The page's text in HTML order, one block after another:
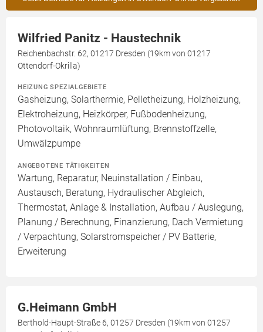
Wilfried Panitz - Haustechnik
Reichenbachstr. 62, 01217 Dresden (19km von 01217
Ottendorf-Okrilla)
HEIZUNG SPEZIALGEBIETE
Gasheizung, Solarthermie, Pelletheizung, Holzheizung,
Elektroheizung, Heizkörper, Fußbodenheizung,
Photovoltaik, Wohnraumlüftung, Brennstoffzelle,
Umwälzpumpe
ANGEBOTENE TÄTIGKEITEN
Wartung, Reparatur, Neuinstallation / Einbau,
Austausch, Beratung, Hydraulischer Abgleich,
Thermostat, Anlage & Installation, Aufbau / Auslegung,
Planung / Berechnung, Finanzierung, Dach Vermietung
/ Verpachtung, Solarstromspeicher / PV Batterie,
Erweiterung
G.Heimann GmbH
Berthold-Haupt-Straße 6, 01257 Dresden (19km von 01257